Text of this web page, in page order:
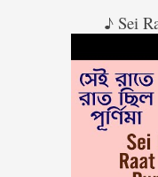
♪ Sei